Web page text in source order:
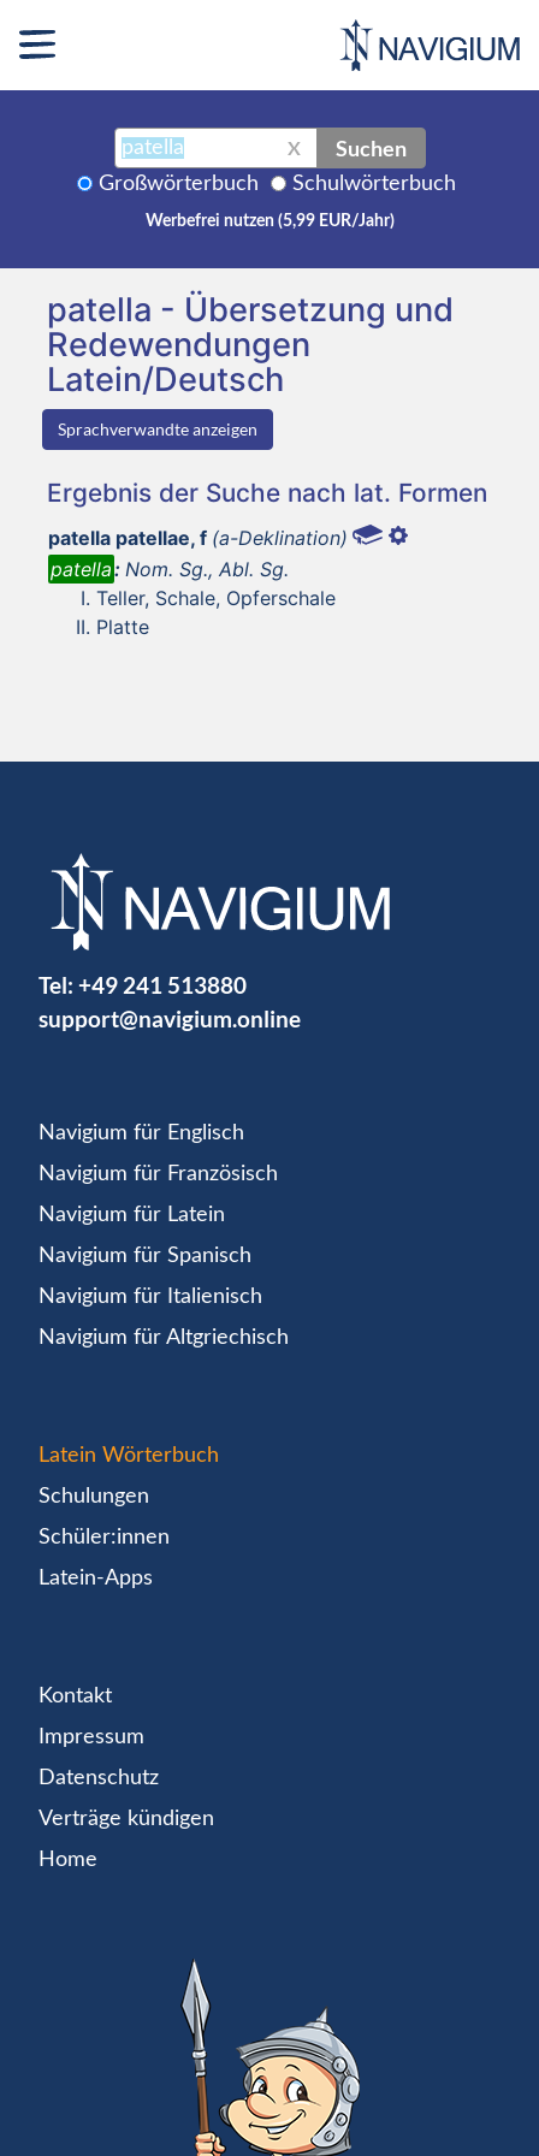
X Suchen
Großwörterbuch Schulwörterbuch
Werbefrei nutzen (5,99 EUR/Jahr)
patella - Übersetzung und
Redewendungen
Latein/Deutsch
Sprachverwandte anzeigen
Ergebnis der Suche nach lat. Formen
patella patellae, f (a-Deklination)
patella: Nom. Sg., Abl. Sg.
Teller, Schale, Opferschale
Platte
Tel: +49 241 513880
support@navigium.online
Navigium für Englisch
Navigium für Französisch
Navigium für Latein
Navigium für Spanisch
Navigium für Italienisch
Navigium für Altgriechisch
Latein Wörterbuch
Schulungen
Schüler:innen
Latein-Apps
Kontakt
Impressum
Datenschutz
Verträge kündigen
Home